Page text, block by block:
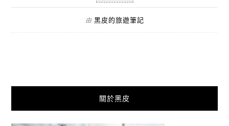
由 黑皮的旅遊筆記
關於黑皮